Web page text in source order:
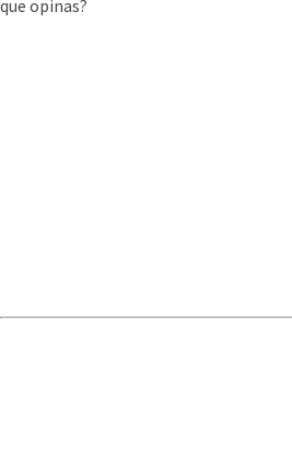
que opinas?